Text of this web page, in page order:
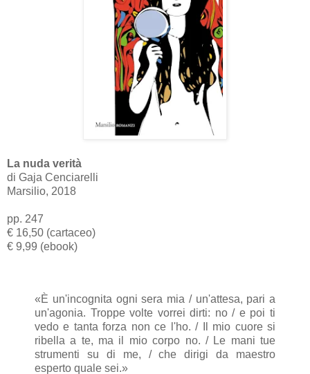
La nuda verità
di Gaja Cenciarelli
Marsilio, 2018
pp. 247
€ 16,50 (cartaceo)
€ 9,99 (ebook)
«È un'incognita ogni sera mia / un'attesa, pari a
un'agonia. Troppe volte vorrei dirti: no / e poi ti
vedo e tanta forza non ce l'ho. / Il mio cuore si
ribella a te, ma il mio corpo no. / Le mani tue
strumenti su di me, / che dirigi da maestro
esperto quale sei.»